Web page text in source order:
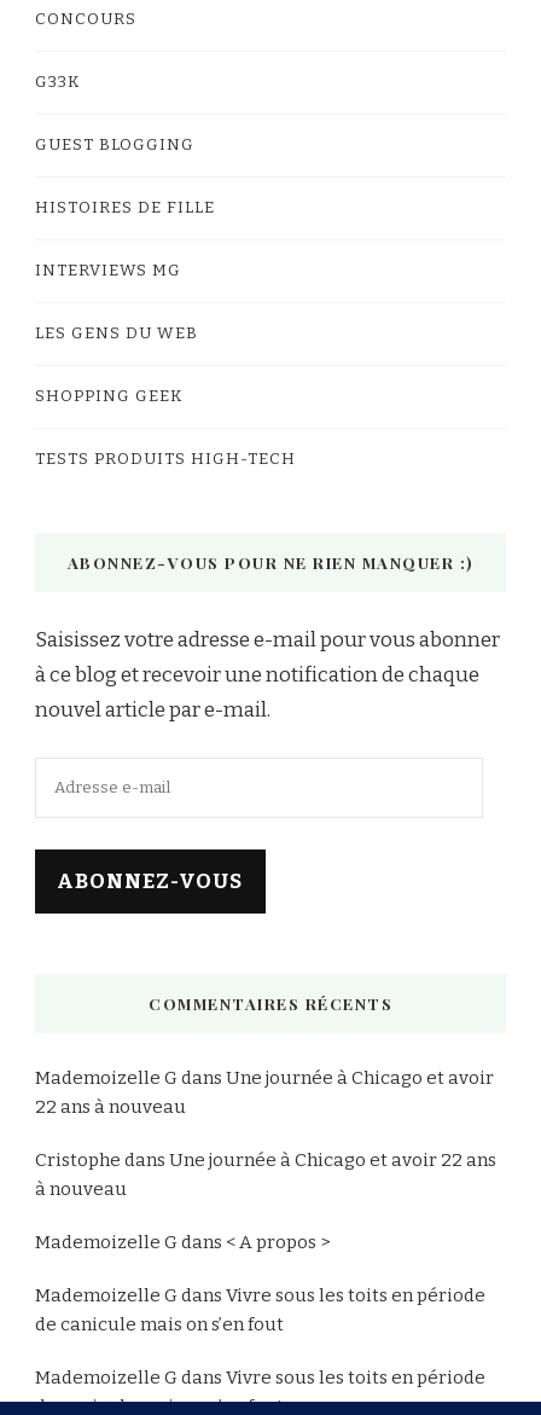
CONCOURS
G33K
GUEST BLOGGING
HISTOIRES DE FILLE
INTERVIEWS MG
LES GENS DU WEB
SHOPPING GEEK
TESTS PRODUITS HIGH-TECH
ABONNEZ-VOUS POUR NE RIEN MANQUER :)
Saisissez votre adresse e-mail pour vous abonner
à ce blog et recevoir une notification de chaque
nouvel article par e-mail.
Adresse
mail
ABONNEZ-VOUS
COMMENTAIRES RÉCENTS
Mademoizelle Gdans Une journée à Chicago et avoir
22 ans à nouveau
Cristophe dans Une journée à Chicago et avoir 22 ans
à nouveau
Mademoizelle Gdans < A propos >
Mademoizelle Gdans Vivre sous les toits en période
de canicule mais on s’en fout
Mademoizelle Gdans Vivre sous les toits en période
de canicule mais on s’en fout